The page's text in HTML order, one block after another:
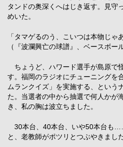
タンドの奥深くへはじき返す。見守
めいた。
「タマゲるのう、こいつは本物じゃ
（『波瀾興亡の球譜』、ベースボー
ちょうど、ハワード選手が島原で
す。福岡のラジオにチューニングを
ムランクイズ」を実施する、という
た。当選者の中から抽選で何人かが
き、私の胸は波立ちました。
30本台、40本台、いや50本台も
と、老教師がポツリとつぶやきました